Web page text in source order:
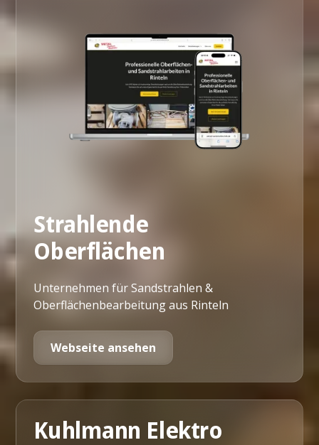
Strahlende
Oberflächen
Unternehmen für Sandstrahlen &
Oberflächenbearbeitung aus Rinteln
Webseite ansehen
Kuhlmann Elektro